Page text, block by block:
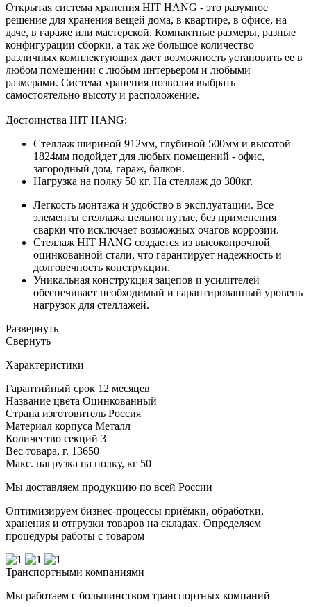
Открытая система хранения HIT HANG - это разумное
решение для хранения вещей дома, в квартире, в офисе, на
даче, в гараже или мастерской. Компактные размеры, разные
конфигурации сборки, а так же большое количество
различных комплектующих дает возможность установить ее в
любом помещении с любым интерьером и любыми
размерами. Система хранения позволяя выбрать
самостоятельно высоту и расположение.
Достоинства HIT HANG:
Стеллаж шириной 912мм, глубиной 500мм и высотой
1824мм подойдет для любых помещений - офис,
загородный дом, гараж, балкон.
Нагрузка на полку 50 кг. На стеллаж до 300кг.
Легкость монтажа и удобство в эксплуатации. Все
элементы стеллажа цельногнутые, без применения
сварки что исключает возможных очагов коррозии.
Стеллаж HIT HANG создается из высокопрочной
оцинкованной стали, что гарантирует надежность и
долговечность конструкции.
Уникальная конструкция зацепов и усилителей
обеспечивает необходимый и гарантированный уровень
нагрузок для стеллажей.
Развернуть
Cвернуть
Характеристики
Гарантийный срок 12 месяцев
Название цвета Оцинкованный
Страна изготовитель Россия
Материал корпуса Металл
Количество секций 3
Вес товара, г. 13650
Макс. нагрузка на полку, кг 50
Мы доставляем продукцию по всей России
Оптимизируем бизнес-процессы приёмки, обработки,
хранения и отгрузки товаров на складах. Определяем
процедуры работы с товаром
Транспортными компаниями
Мы работаем с большинством транспортных компаний